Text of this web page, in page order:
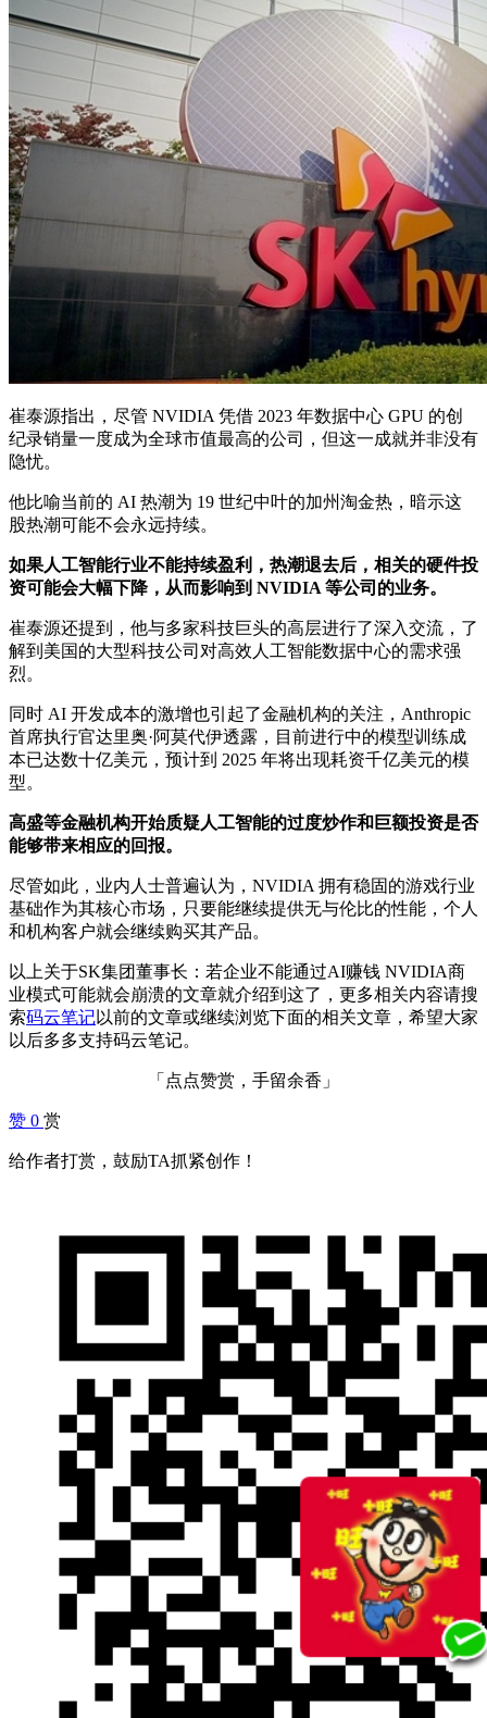
崔泰源指出，尽管 NVIDIA 凭借 2023 年数据中心 GPU 的创
纪录销量一度成为全球市值最高的公司，但这一成就并非没有
隐忧。
他比喻当前的 AI 热潮为 19 世纪中叶的加州淘金热，暗示这
股热潮可能不会永远持续。
如果人工智能行业不能持续盈利，热潮退去后，相关的硬件投
资可能会大幅下降，从而影响到 NVIDIA 等公司的业务。
崔泰源还提到，他与多家科技巨头的高层进行了深入交流，了
解到美国的大型科技公司对高效人工智能数据中心的需求强
烈。
同时 AI 开发成本的激增也引起了金融机构的关注，Anthropic
首席执行官达里奥·阿莫代伊透露，目前进行中的模型训练成
本已达数十亿美元，预计到 2025 年将出现耗资千亿美元的模
型。
高盛等金融机构开始质疑人工智能的过度炒作和巨额投资是否
能够带来相应的回报。
尽管如此，业内人士普遍认为，NVIDIA 拥有稳固的游戏行业
基础作为其核心市场，只要能继续提供无与伦比的性能，个人
和机构客户就会继续购买其产品。
以上关于SK集团董事长：若企业不能通过AI赚钱 NVIDIA商
业模式可能就会崩溃的文章就介绍到这了，更多相关内容请搜
索码云笔记以前的文章或继续浏览下面的相关文章，希望大家
以后多多支持码云笔记。
「点点赞赏，手留余香」
赞 0 赏
给作者打赏，鼓励TA抓紧创作！